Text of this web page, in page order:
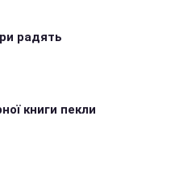
радять
книги пекли